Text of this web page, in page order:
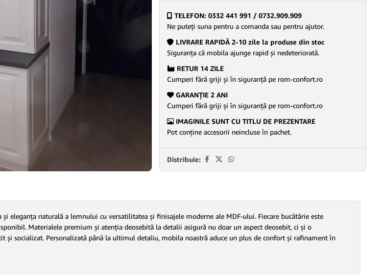
TELEFON: 0332 441 991 / 0732.909.909
Ne puteţi suna pentru a comanda sau pentru ajutor.
LIVRARE RAPIDĂ 2-10 zile la produse din stoc
Siguranţa că mobila ajunge rapid şi nedeteriorată.
RETUR 14 ZILE
Cumperi fără griji şi în siguranţă pe rom-confort.ro
GARANŢIE 2 ANI
Cumperi fără griji şi în siguranţă pe rom-confort.ro
IMAGINILE SUNT CU TITLU DE PREZENTARE
Pot conține accesorii neincluse în pachet.
Distribuie:
eleganța naturală a lemnului cu versatilitatea și finisajele moderne ale MDF-ului. Fiecare bucătărie este
Materialele premium și atenția deosebită la detalii asigură nu doar un aspect deosebit, ci și o
socializat. Personalizată până la ultimul detaliu, mobila noastră aduce un plus de confort și rafinament în